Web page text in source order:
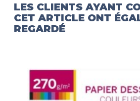
LES CLIENTS AYANT
CET ARTICLE ONT
REGARDÉ